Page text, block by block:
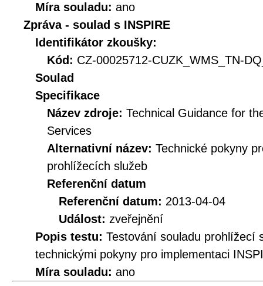
Míra souladu: ano
Zpráva - soulad s INSPIRE
Identifikátor zkoušky:
Kód: CZ-00025712-CUZK_WMS_TN-
Soulad
Specifikace
Název zdroje: Technical Guidance for
Services
Alternativní název: Technické pokyny
prohlížecích služeb
Referenční datum
Referenční datum: 2013-04-04
Událost: zveřejnění
Popis testu: Testování souladu prohlížecí
technickými pokyny pro implementaci
Míra souladu: ano